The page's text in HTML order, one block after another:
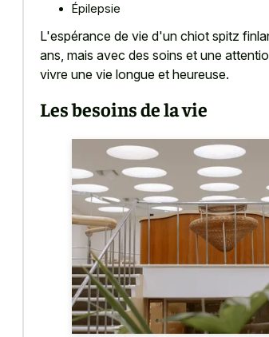
Épilepsie
L'espérance de vie d'un chiot spitz
ans, mais avec des soins et une
vivre une vie longue et heureuse.
Les besoins de la vie